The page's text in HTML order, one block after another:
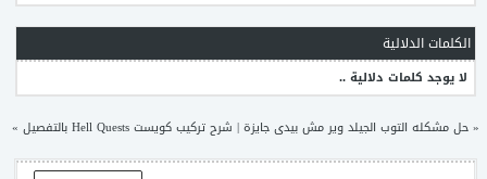
الكلمات الدلالية
لا يوجد كلمات دلالية ..
«حل مشكله التوب الجيلد وير مش بيدى جايزة| شرح تركيب كويست Hell Quests بالتفصيل »